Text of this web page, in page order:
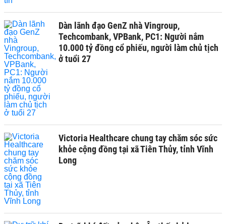
Dàn lãnh đạo GenZ nhà Vingroup,
Techcombank, VPBank, PC1: Người nắm
10.000 tỷ đồng cổ phiếu, người làm chủ tịch
ở tuổi 27
Victoria Healthcare chung tay chăm sóc sức
khỏe cộng đồng tại xã Tiên Thủy, tỉnh Vĩnh
Long